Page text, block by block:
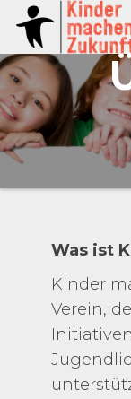
Zum
Inhalt
springen
Was ist
Kinder
Verein,